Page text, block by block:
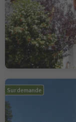
Sur demande